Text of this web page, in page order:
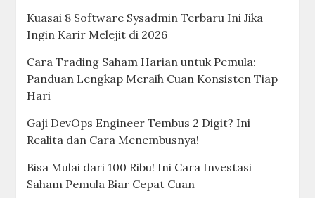
Kuasai 8 Software Sysadmin Terbaru Ini Jika
Ingin Karir Melejit di 2026
Cara Trading Saham Harian untuk Pemula:
Panduan Lengkap Meraih Cuan Konsisten Tiap
Hari
Gaji DevOps Engineer Tembus 2 Digit? Ini
Realita dan Cara Menembusnya!
Bisa Mulai dari 100 Ribu! Ini Cara Investasi
Saham Pemula Biar Cepat Cuan